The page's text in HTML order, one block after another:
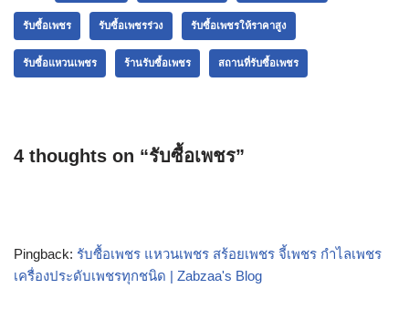
รับซื้อเพชร รับซื้อเพชรร่วง รับซื้อเพชรให้ราคาสูง
รับซื้อแหวนเพชร ร้านรับซื้อเพชร สถานที่รับซื้อเพชร
4 thoughts on “รับซื้อเพชร”
Pingback: รับซื้อเพชร แหวนเพชร สร้อยเพชร จี้เพชร กำไลเพชร
เครื่องประดับเพชรทุกชนิด | Zabzaa's Blog